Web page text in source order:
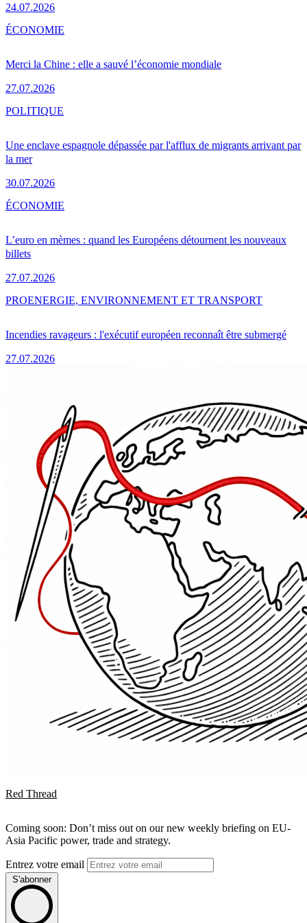
24.07.2026
Merci la Chine : elle a sauvé l’économie mondiale
27.07.2026
ÉCONOMIE
Une enclave espagnole dépassée par l'afflux de migrants arrivant par
la mer
30.07.2026
POLITIQUE
L’euro en mèmes : quand les Européens détournent les nouveaux
billets
27.07.2026
ÉCONOMIE
Incendies ravageurs : l'exécutif européen reconnaît être submergé
27.07.2026
PROENERGIE, ENVIRONNEMENT ET TRANSPORT
Red Thread
Coming soon: Don’t miss out on our new weekly briefing on EU-
Asia Pacific power, trade and strategy.
Entrez votre email
S'abonner